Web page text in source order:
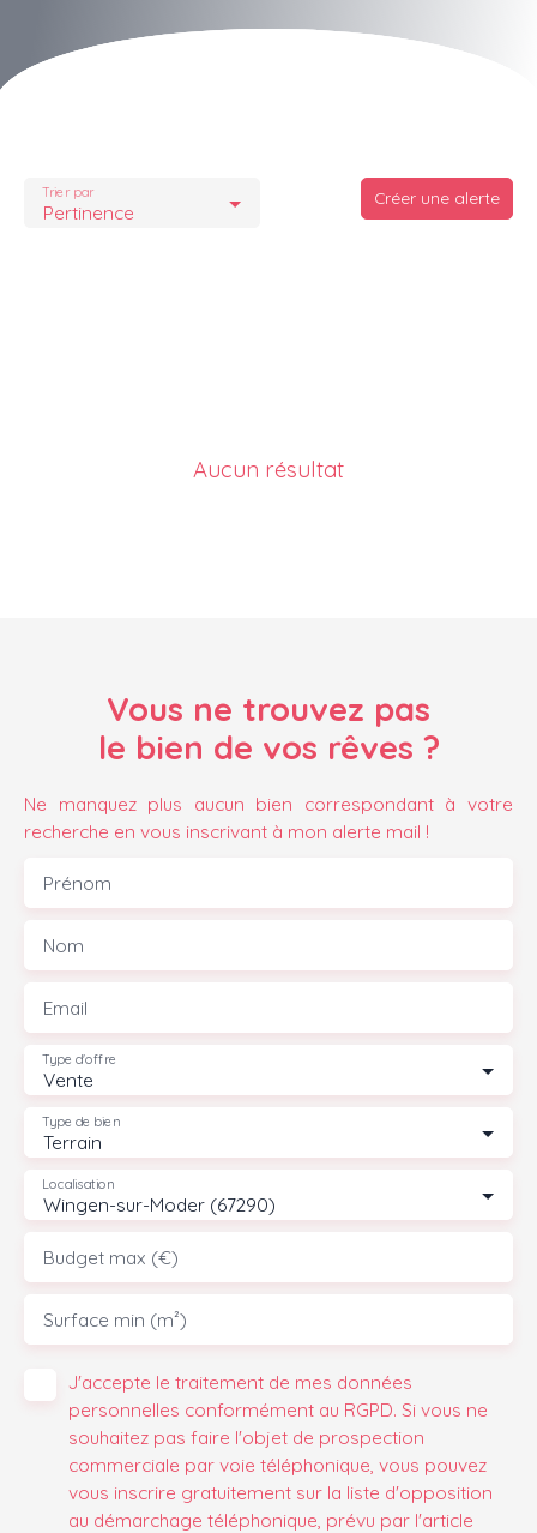
Pertinence
Trier par Créer une alerte
Aucun résultat
Vous ne trouvez pas
le bien de vos rêves ?
Ne manquez plus aucun bien correspondant à votre
recherche en vous inscrivant à mon alerte mail !
Prénom
Nom
Email
Vente
Type d'offre
Terrain
Type de bien
Wingen-sur-Moder (67290)
Localisation
Budget max (€)
Surface min (m²)
J'accepte le traitement de mes données
personnelles conformément au RGPD. Si vous ne
souhaitez pas faire l'objet de prospection
commerciale par voie téléphonique, vous pouvez
vous inscrire gratuitement sur la liste d'opposition
au démarchage téléphonique, prévu par l'article